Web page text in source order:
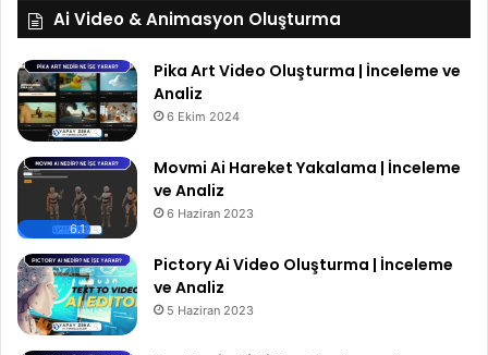
Ai Video & Animasyon Oluşturma
Pika Art Video Oluşturma | İnceleme ve
Analiz
6 Ekim 2024
6.1
Movmi Ai Hareket Yakalama | İnceleme
ve Analiz
6 Haziran 2023
Pictory Ai Video Oluşturma | İnceleme
ve Analiz
5 Haziran 2023